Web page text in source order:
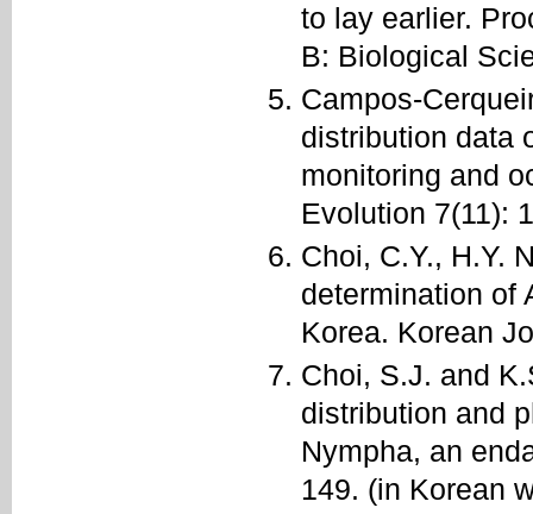
to lay earlier.
B: Biological
distribution data
monitoring and
Evolution 7(11):
Choi, C.Y., H.Y.
determination of
Korea. Korean
Choi, S.J. and
distribution and
Nympha, an
149. (in Korean